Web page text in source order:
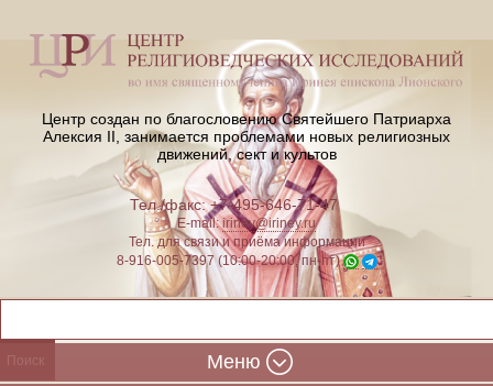
Центр создан по благословению Святейшего Патриарха
Алексия II, занимается проблемами новых религиозных
движений, сект и культов
Тел./факс: +7-495-646-71-47
E-mail:iriney@iriney.ru
Тел. для связи и приёма информации
8-916-005-7397 (10:00-20:00, пн-пт)
Меню